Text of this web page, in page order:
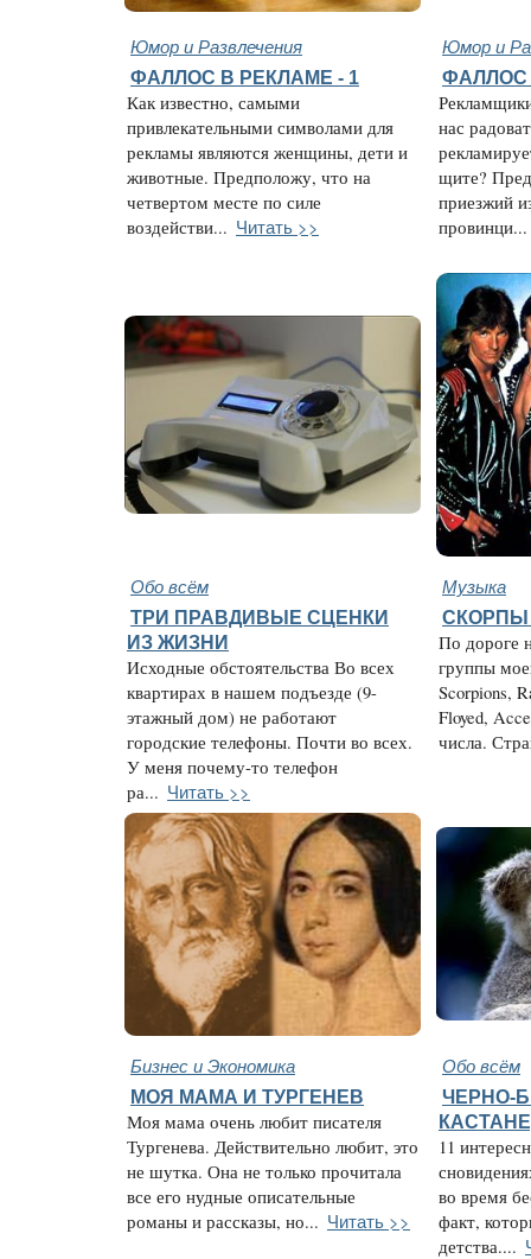
Юмор и Развлечения Юмор и
ФАЛЛОС В РЕКЛАМЕ - 1
Как известно, самыми
привлекательными символами для
рекламы являются женщины, дети и
животные. Предположу, что на
четвертом месте по силе
воздействи... Читать >>
ФАЛЛОС
нас
щите?
приезжий
провинци...
Обо всём Музыка
ТРИ ПРАВДИВЫЕ СЦЕНКИ
ИЗ ЖИЗНИ
Исходные обстоятельства Во всех
квартирах в нашем подъезде (9-
этажный дом) не работают
городские телефоны. Почти во всех.
У меня почему-то телефон
ра... Читать >>
СКОРПЫ
По дороге
группы
Scorpions,
Floyed,
числа.
Бизнес и Экономика Обо всём
МОЯ МАМА И ТУРГЕНЕВ
Моя мама очень любит писателя
Тургенева. Действительно любит, это
не шутка. Она не только прочитала
все его нудные описательные
романы и рассказы, но... Читать >>
ЧЕРНО-
11
во время
факт,
детства....